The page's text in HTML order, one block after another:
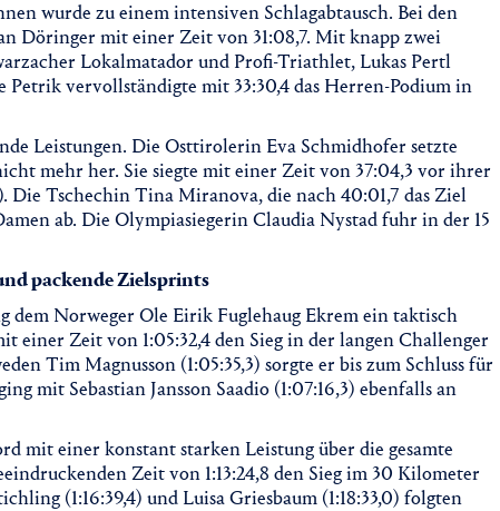
wurde zu einem intensiven Schlagabtausch. Bei den
Döringer mit einer Zeit von 31:08,7. Mit knapp zwei
Lokalmatador und Profi-Triathlet, Lukas Pertl
Petrik vervollständigte mit 33:30,4 das Herren-Podium in
Leistungen. Die Osttirolerin Eva Schmidhofer setzte
mehr her. Sie siegte mit einer Zeit von 37:04,3 vor ihrer
Tschechin Tina Miranova, die nach 40:01,7 das Ziel
ab. Die Olympiasiegerin Claudia Nystad fuhr in der 15
packende Zielsprints
dem Norweger Ole Eirik Fuglehaug Ekrem ein taktisch
einer Zeit von 1:05:32,4 den Sieg in der langen Challenger
Tim Magnusson (1:05:35,3) sorgte er bis zum Schluss für
mit Sebastian Jansson Saadio (1:07:16,3) ebenfalls an
mit einer konstant starken Leistung über die gesamte
Zeit von 1:13:24,8 den Sieg im 30 Kilometer
(1:16:39,4) und Luisa Griesbaum (1:18:33,0) folgten